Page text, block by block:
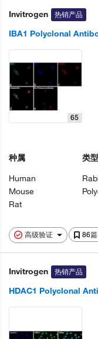
Invitrogen 热销产品
IBA1 Polyclonal
高级验证 86
65
种属
Human
Mouse
Rat
类型
Invitrogen 热销产品
HDAC1 Polyclonal